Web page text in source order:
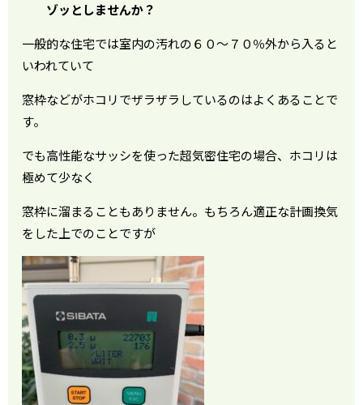
ゾッとしませんか？
一般的な住宅では室内の汚れの６０～７０％外から入ると
いわれていて
窓枠などがホコリでザラザラしているのはよくあることで
す。
でも高性能なサッシを使った超気密住宅の場合、ホコリは
極めて少なく
窓枠に溜まることもありません。もちろん適正な計画換気
をした上でのことですが